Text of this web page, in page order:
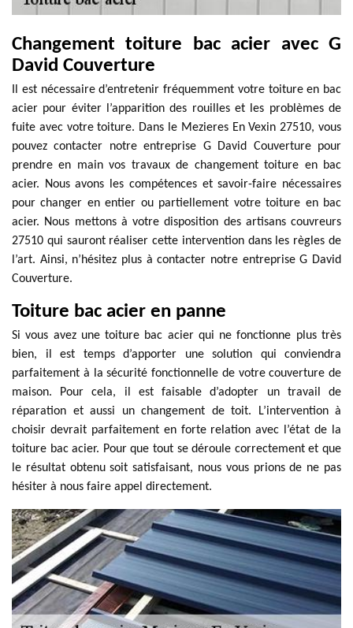
Changement toiture bac acier avec G
David Couverture
Il est nécessaire d’entretenir fréquemment votre toiture en bac
acier pour éviter l’apparition des rouilles et les problèmes de
fuite avec votre toiture. Dans le Mezieres En Vexin 27510, vous
pouvez contacter notre entreprise G David Couverture pour
prendre en main vos travaux de changement toiture en bac
acier. Nous avons les compétences et savoir-faire nécessaires
pour changer en entier ou partiellement votre toiture en bac
acier. Nous mettons à votre disposition des artisans couvreurs
27510 qui sauront réaliser cette intervention dans les règles de
l’art. Ainsi, n’hésitez plus à contacter notre entreprise G David
Couverture.
Toiture bac acier en panne
Si vous avez une toiture bac acier qui ne fonctionne plus très
bien, il est temps d’apporter une solution qui conviendra
parfaitement à la sécurité fonctionnelle de votre couverture de
maison. Pour cela, il est faisable d’adopter un travail de
réparation et aussi un changement de toit. L’intervention à
choisir devrait parfaitement en forte relation avec l’état de la
toiture bac acier. Pour que tout se déroule correctement et que
le résultat obtenu soit satisfaisant, nous vous prions de ne pas
hésiter à nous faire appel directement.